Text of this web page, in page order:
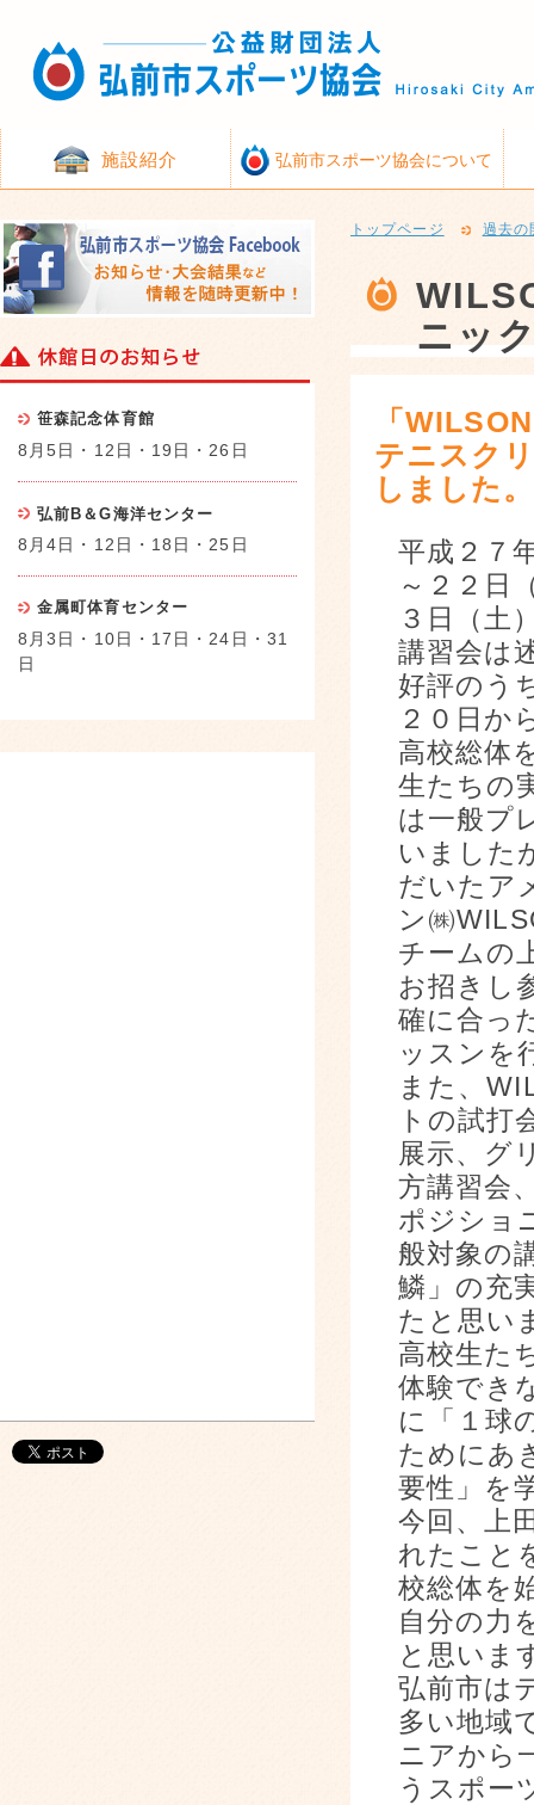
施設紹介 弘前市スポーツ協会について
トップページ 過去の
ニッ
「
テニスク
しました。
平成２７
～２２日
３日（土
講習会は
好評のう
２０日か
高校総体
生たちの
は一般プ
いました
だいたア
ン㈱
チームの
お招きし
確に合っ
ッスンを
また、
トの試打
展示、グ
方講習会
ポジショ
般対象の
鱗」の充
たと思い
高校生た
体験でき
に「１球
ためにあ
要性」を
今回、上
れたこと
校総体を
自分の力
と思いま
弘前市は
多い地域
ニアから
うスポー
笹森記念体育館
8月5日・12日・19日・26日
弘前B＆G海洋センター
8月4日・12日・18日・25日
金属町体育センター
8月3日・10日・17日・24日・31
日